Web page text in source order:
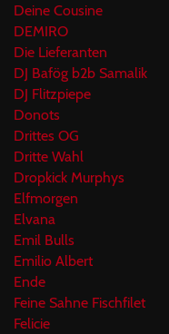
Deine Cousine
DEMIRO
Die Lieferanten
DJ Bafög b2b Samalik
DJ Flitzpiepe
Donots
Drittes OG
Dritte Wahl
Dropkick Murphys
Elfmorgen
Elvana
Emil Bulls
Emilio Albert
Ende
Feine Sahne Fischfilet
Felicie